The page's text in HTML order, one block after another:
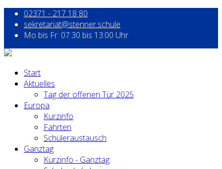
02371 - 217 18 80
sekretariat@stenner.schule
Mo bis Fr: 07:30 bis 13:00 Uhr
Start
Aktuelles
Tag der offenen Tür 2025
Europa
Kurzinfo
Fahrten
Schüleraustausch
Ganztag
Kurzinfo - Ganztag